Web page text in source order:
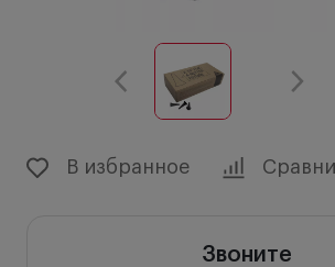
В избранное
Звоните